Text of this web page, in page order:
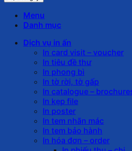
Menu
Danh mục
Dịch vụ in ấn
In card visit – voucher
In tiêu đề thư
In phong bì
In tờ rời, tờ gấp
In catalogue –
In kẹp file
In poster
In tem nhãn mác
In tem bảo hành
In hóa đơn – order